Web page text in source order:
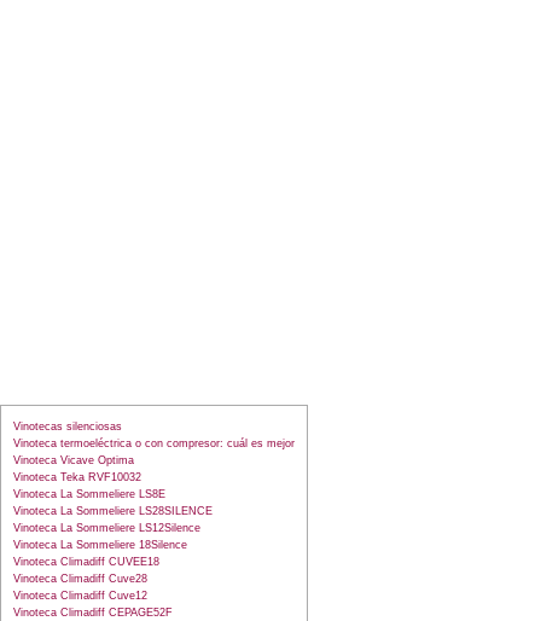
Vinotecas silenciosas
Vinoteca termoeléctrica o con compresor: cuál es mejor
Vinoteca Vicave Optima
Vinoteca Teka RVF10032
Vinoteca La Sommeliere LS8E
Vinoteca La Sommeliere LS28SILENCE
Vinoteca La Sommeliere LS12Silence
Vinoteca La Sommeliere 18Silence
Vinoteca Climadiff CUVEE18
Vinoteca Climadiff Cuve28
Vinoteca Climadiff Cuve12
Vinoteca Climadiff CEPAGE52F